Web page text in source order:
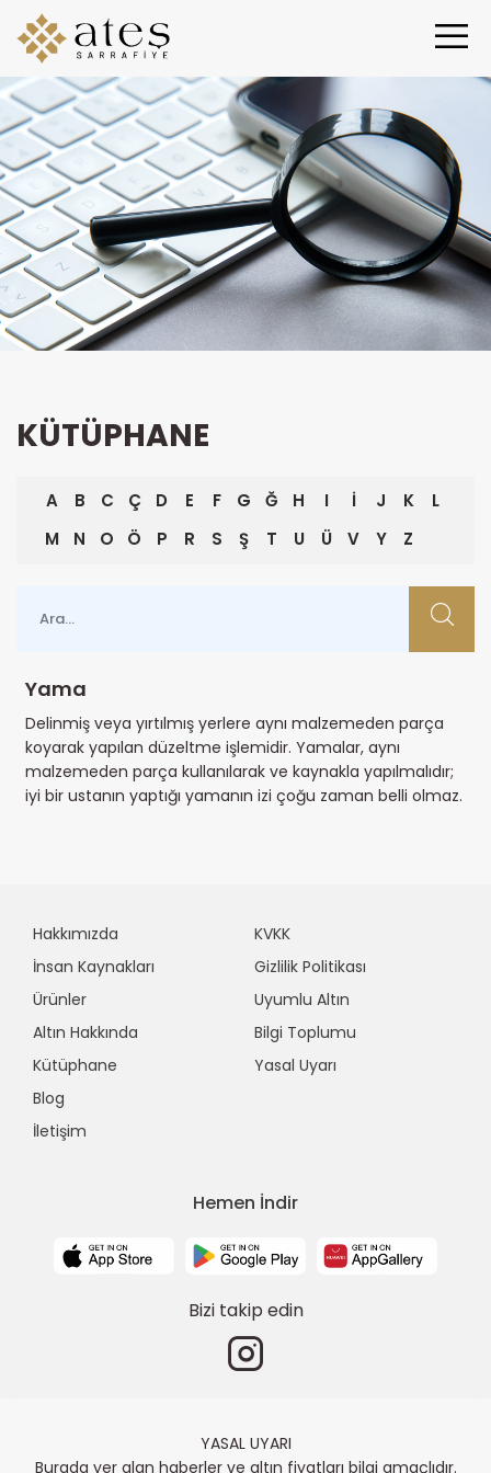
KÜTÜPHANE
A B C Ç D E F G Ğ H I İ J K
L
M
N O Ö P R S Ş T U Ü V Y Z
Yama
Delinmiş veya yırtılmış yerlere aynı malzemeden parça
koyarak yapılan düzeltme işlemidir. Yamalar, aynı
malzemeden parça kullanılarak ve kaynakla yapılmalıdır;
iyi bir ustanın yaptığı yamanın izi çoğu zaman belli olmaz.
Hakkımızda
İnsan Kaynakları
Ürünler
Altın Hakkında
Kütüphane
Blog
İletişim
KVKK
Gizlilik Politikası
Uyumlu Altın
Bilgi Toplumu
Yasal Uyarı
Hemen İndir
Bizi takip edin
YASAL UYARI
Burada yer alan haberler ve altın fiyatları bilgi amaçlıdır.